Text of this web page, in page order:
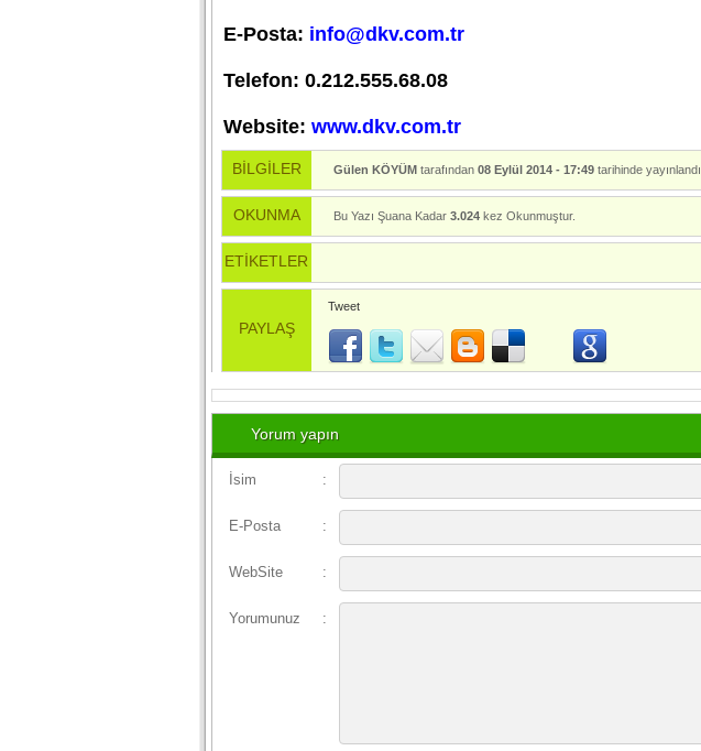
E-Posta: info@dkv.com.tr
Telefon: 0.212.555.68.08
Website: www.dkv.com.tr
BİLGİLER Gülen KÖYÜMtarafından 08 Eylül 2014 - 17:49tarihinde yayınlandı.
OKUNMA Bu Yazı Şuana Kadar 3.024kez Okunmuştur.
ETİKETLER
PAYLAŞ
Tweet
Yorum yapın
İsim :
E-Posta :
WebSite :
Yorumunuz :